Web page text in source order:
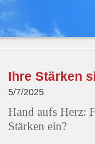
Ihre Stärken
5/7/2025
Hand aufs Herz:
Stärken ein?